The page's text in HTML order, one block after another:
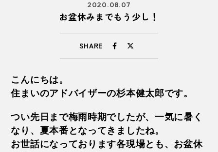
2020.08.07
お盆休みまでもう少し！
SHARE
こんにちは。
住まいのアドバイザーの杉本健太郎です。
つい先日まで梅雨時期でしたが、一気に暑く
なり、夏本番となってきましたね。
お世話になっております各現場とも、お盆休